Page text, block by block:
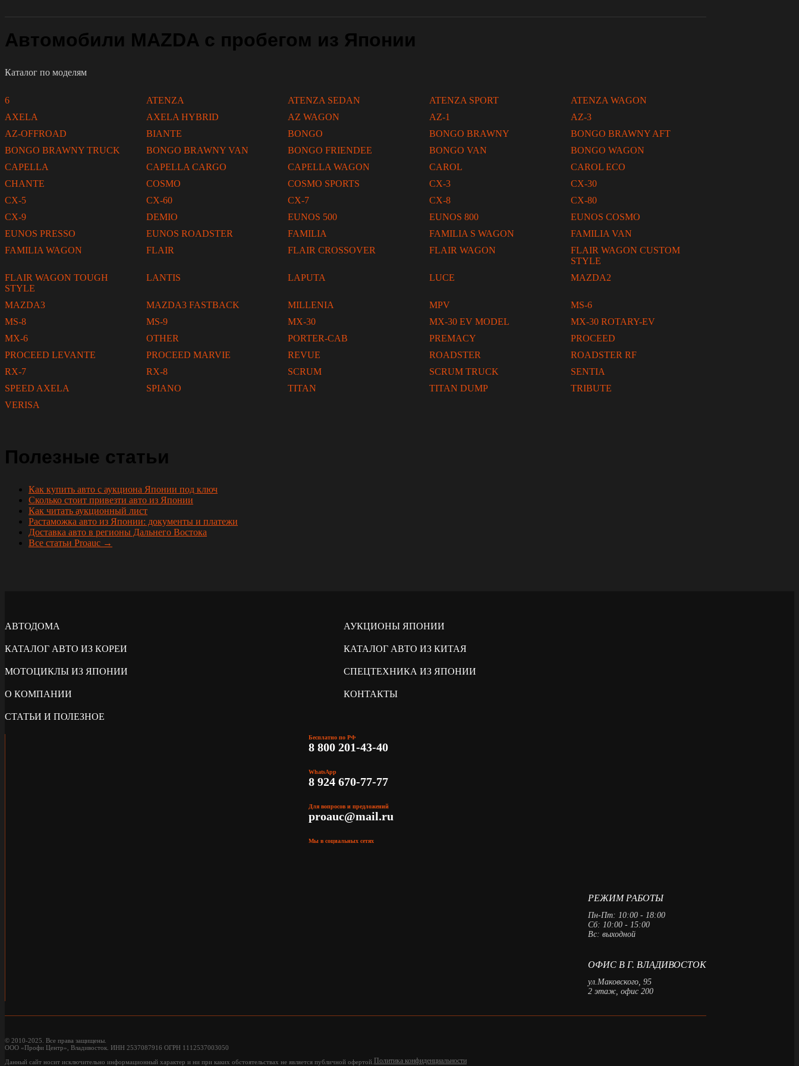
Автомобили MAZDA с пробегом из Японии
Каталог по моделям
6 ATENZA ATENZA SEDAN ATENZA SPORT
ATENZA WAGON
AXELA
AXELA HYBRID AZ WAGON AZ-1
AZ-3
AZ-OFFROAD
BIANTE BONGO BONGO BRAWNY
BONGO BRAWNY AFT
BONGO BRAWNY TRUCK
BONGO BRAWNY VAN BONGO FRIENDEE BONGO VAN
BONGO WAGON
CAPELLA
CAPELLA CARGO CAPELLA WAGON CAROL
CAROL ECO
CHANTE
COSMO COSMO SPORTS CX-3
CX-30
CX-5
CX-60 CX-7 CX-8
CX-80
CX-9
DEMIO EUNOS 500 EUNOS 800
EUNOS COSMO
EUNOS PRESSO
EUNOS ROADSTER FAMILIA FAMILIA S WAGON
FAMILIA VAN
FAMILIA WAGON
FLAIR FLAIR CROSSOVER FLAIR WAGON
FLAIR WAGON CUSTOM
STYLE
FLAIR WAGON TOUGH
STYLE
LANTIS LAPUTA LUCE MAZDA2
MAZDA3 MAZDA3 FASTBACK MILLENIA MPV
MS-6
MS-8
MS-9 MX-30 MX-30 EV MODEL
MX-30 ROTARY-EV
MX-6
OTHER PORTER-CAB PREMACY
PROCEED
PROCEED LEVANTE
PROCEED MARVIE REVUE ROADSTER
ROADSTER RF
RX-7
RX-8 SCRUM SCRUM TRUCK
SENTIA
SPEED AXELA
SPIANO TITAN TITAN DUMP
TRIBUTE
VERISA
Полезные статьи
Как купить авто с аукциона Японии под ключ
Сколько стоит привезти авто из Японии
Как читать аукционный лист
Растаможка авто из Японии: документы и платежи
Доставка авто в регионы Дальнего Востока
Все статьи Proauc →
АВТОДОМА АУКЦИОНЫ ЯПОНИИ
КАТАЛОГ АВТО ИЗ КОРЕИ КАТАЛОГ АВТО ИЗ КИТАЯ
МОТОЦИКЛЫ ИЗ ЯПОНИИ СПЕЦТЕХНИКА ИЗ ЯПОНИИ
О КОМПАНИИ КОНТАКТЫ
СТАТЬИ И ПОЛЕЗНОЕ
Бесплатно по РФ
8 800 201-43-40
WhatsApp
8 924 670-77-77
Для вопросов и предложений
proauc@mail.ru
Мы в социальных сетях
РЕЖИМ РАБОТЫ
Пн-Пт: 10:00 - 18:00
Сб: 10:00 - 15:00
Вс: выходной
ОФИС В Г. ВЛАДИВОСТОК
ул.Маковского, 95
2 этаж, офис 200
© 2010-2025. Все права защищены.
ООО «Профи Центр», Владивосток. ИНН 2537087916 ОГРН 1112537003050
Данный сайт носит исключительно информационный характер и ни при каких обстоятельствах не является публичной офертой. Политика конфиденциальности